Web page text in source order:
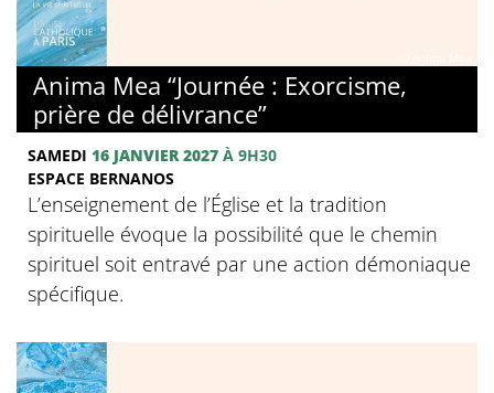
Anima Mea “Journée : Exorcisme,
prière de délivrance”
SAMEDI 16 JANVIER 2027 À 9H30
ESPACE BERNANOS
L’enseignement de l’Église et la tradition
spirituelle évoque la possibilité que le chemin
spirituel soit entravé par une action démoniaque
spécifique.